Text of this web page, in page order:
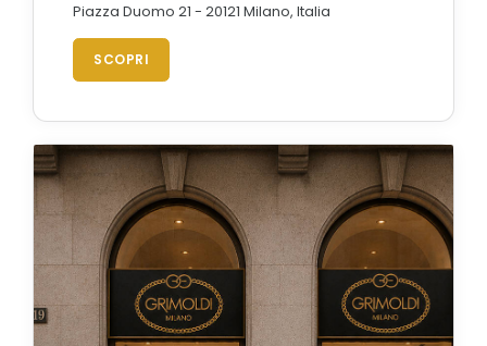
Piazza Duomo 21 - 20121 Milano, Italia
SCOPRI